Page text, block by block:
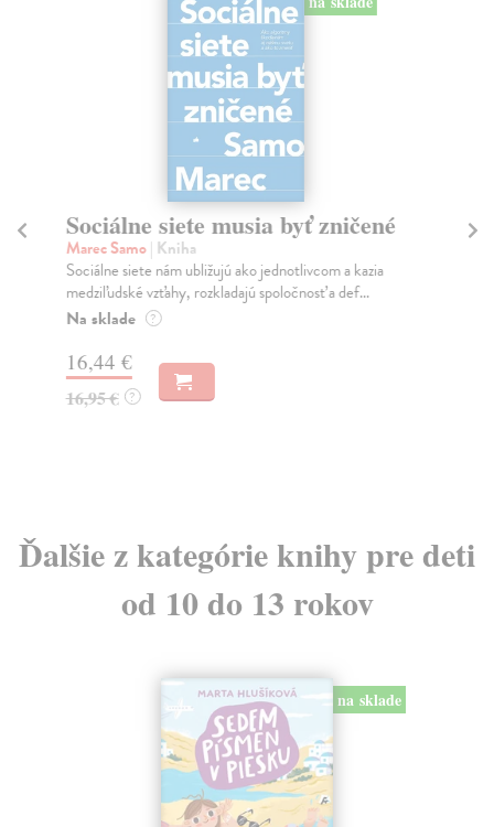
Sociálne siete musia byť zničené
Marec Samo| Kniha
Sociálne siete nám ubližujú ako jednotlivcom a kazia
medziľudské vzťahy, rozkladajú spoločnosť a def...
Na sklade ?
16,44 €
16,95 € ?
Ďalšie z kategórie knihy pre deti
od 10 do 13 rokov
na sklade